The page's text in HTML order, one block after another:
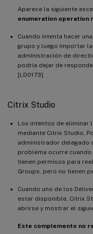
Aparece la siguiente
enumeration operation
Cuando intenta hacer
grupo y luego importar
administración de
podría dejar de
[LD0173]
Citrix Studio
Los intentos de eliminar
mediante Citrix Studio,
administrador delegado
problema ocurre
tienen permisos para
Groups, pero no tienen
Cuando uno de los
estar disponible, Citrix
abrirse y mostrar el
Este complemento no